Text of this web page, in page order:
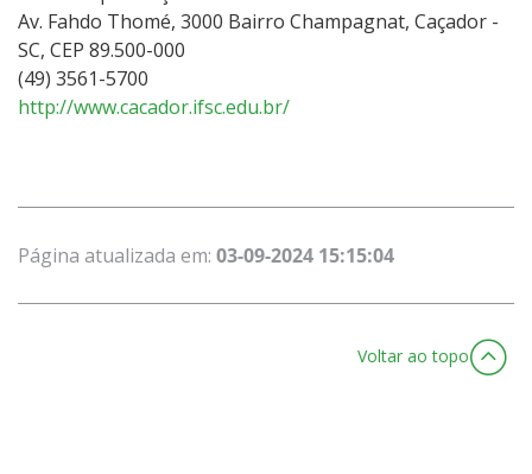
Av. Fahdo Thomé, 3000 Bairro Champagnat, Caçador -
SC, CEP 89.500-000
(49) 3561-5700
http://www.cacador.ifsc.edu.br/
Página atualizada em: 03-09-2024 15:15:04
Voltar ao topo